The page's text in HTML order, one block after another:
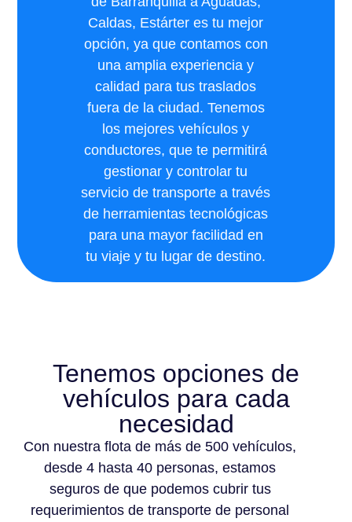
Caldas, Estárter es tu mejor
opción, ya que contamos con
una amplia experiencia y
calidad para tus traslados
fuera de la ciudad. Tenemos
los mejores vehículos y
conductores, que te permitirá
gestionar y controlar tu
servicio de transporte a través
de herramientas tecnológicas
para una mayor facilidad en
tu viaje y tu lugar de destino.
Tenemos opciones de
vehículos para cada
necesidad
Con nuestra flota de más de 500 vehículos,
desde 4 hasta 40 personas, estamos
seguros de que podemos cubrir tus
requerimientos de transporte de personal